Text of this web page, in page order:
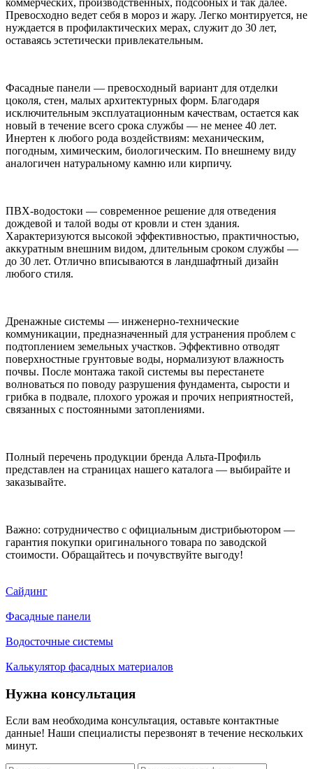
коммерческих, производственных, подсобных и так далее.
Превосходно ведет себя в мороз и жару. Легко монтируется, не
нуждается в профилактических мерах, служит до 30 лет,
оставаясь эстетически привлекательным.
Фасадные панели — превосходный вариант для отделки
цоколя, стен, малых архитектурных форм. Благодаря
исключительным эксплуатационным качествам, остается как
новый в течение всего срока службы — не менее 40 лет.
Инертен к любого рода воздействиям: механическим,
погодным, химическим, биологическим. По внешнему виду
аналогичен натуральному камню или кирпичу.
ПВХ-водостоки — современное решение для отведения
дождевой и талой воды от кровли и стен здания.
Характеризуются высокой эффективностью, практичностью,
аккуратным внешним видом, длительным сроком службы —
до 30 лет. Отлично вписываются в ландшафтный дизайн
любого стиля.
Дренажные системы — инженерно-технические
коммуникации, предназначенный для устранения проблем с
подтоплением земельных участков. Эффективно отводят
поверхностные грунтовые воды, нормализуют влажность
почвы. После монтажа такой системы вы перестанете
волноваться по поводу разрушения фундамента, сырости и
грибка в подвале, плохого урожая и прочих неприятностей,
связанных с постоянными затоплениями.
Полный перечень продукции бренда Альта-Профиль
представлен на страницах нашего каталога — выбирайте и
заказывайте.
Важно: сотрудничество с официальным дистрибьютором —
гарантия покупки оригинального товара по заводской
стоимости. Обращайтесь и почувствуйте выгоду!
Сайдинг
Фасадные панели
Водосточные системы
Калькулятор фасадных материалов
Нужна консультация
Если вам необходима консультация, оставьте контактные
данные! Наши специалисты перезвонят в течение нескольких
минут.